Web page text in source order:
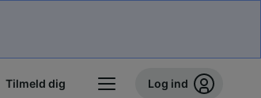
Tilmeld dig Log ind